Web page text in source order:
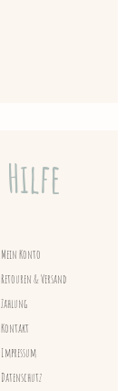
Hilfe
Mein Konto
Retouren & Versand
Zahlung
Kontakt
Impressum
Datenschutz